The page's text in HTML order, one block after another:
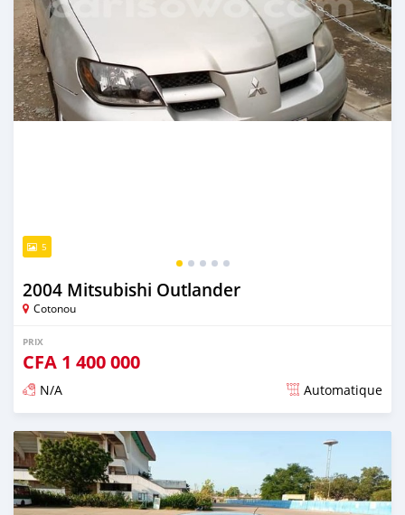
5
2004 Mitsubishi Outlander
Cotonou
PRIX
CFA 1 400 000
N/A Automatique
Publié il y a environ 4 ans